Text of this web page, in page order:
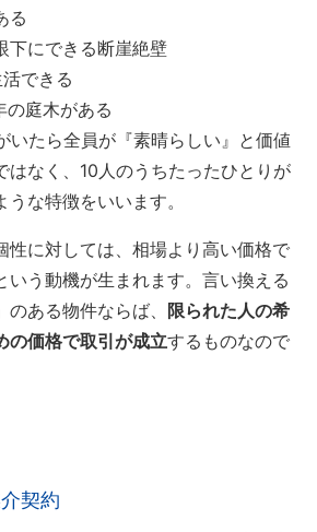
る
下にできる断崖絶壁
できる
庭木がある
いたら全員が『素晴らしい』と価値
はなく、10人のうちたったひとりが
な特徴をいいます。
性に対しては、相場より高い価格で
いう動機が生まれます。言い換える
のある物件ならば、 限られた人の希
の価格で取引が成立するものなので
契約